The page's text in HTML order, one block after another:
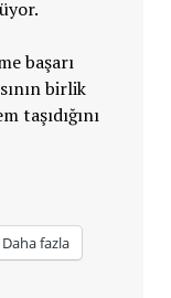
başarı
birlik
taşıdığını
Daha fazla